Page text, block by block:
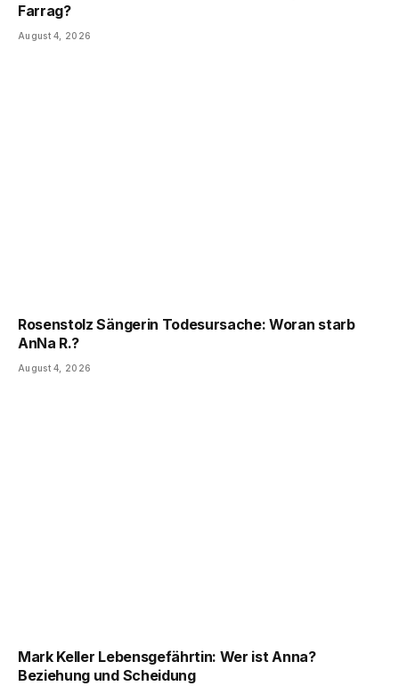
Farrag?
August 4, 2026
Rosenstolz Sängerin Todesursache: Woran starb
AnNa R.?
August 4, 2026
Mark Keller Lebensgefährtin: Wer ist Anna?
Beziehung und Scheidung